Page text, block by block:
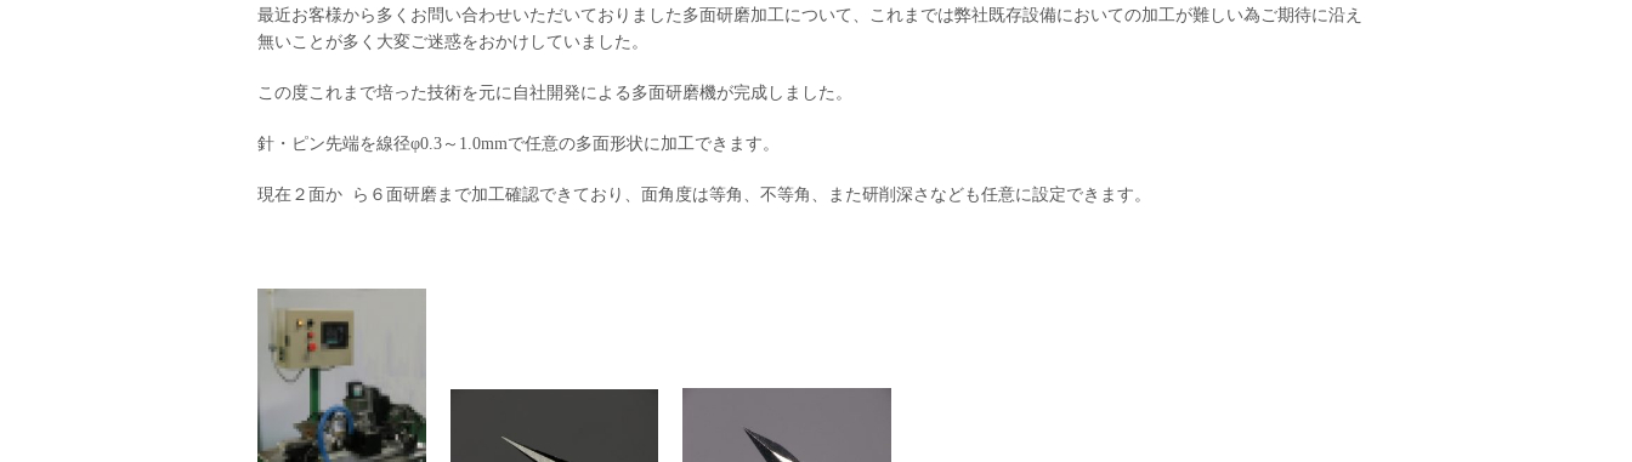
最近お客様から多くお問い合わせいただいておりました多面研磨加工について、これまでは弊社既存設備においての加工が難しい為ご期待に沿え
無いことが多く大変ご迷惑をおかけしていました。
この度これまで培った技術を元に自社開発による多面研磨機が完成しました。
針・ピン先端を線径φ0.3～1.0mmで任意の多面形状に加工できます。
現在２面か ら６面研磨まで加工確認できており、面角度は等角、不等角、また研削深さなども任意に設定できます。